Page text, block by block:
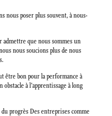
nous poser plus souvent, à nous-
que nous sommes un
nous soucions plus de nous
être bon pour la performance à
à l’apprentissage à long
progrès Des entreprises comme